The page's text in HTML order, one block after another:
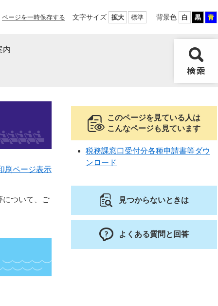
ページを一時保存する 文字サイズ 拡大 標準 背景色 白 黒 青
内
刷ページ表示
ついて、ご
このページを見ている人は
こんなページも見ています
税務課窓口受付分各種申請書等ダウ
ンロード
見つからないときは
よくある質問と回答